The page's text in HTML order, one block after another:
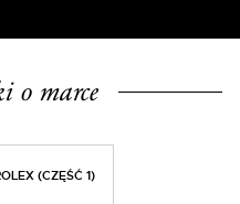
o marce
(CZĘŚĆ 1)